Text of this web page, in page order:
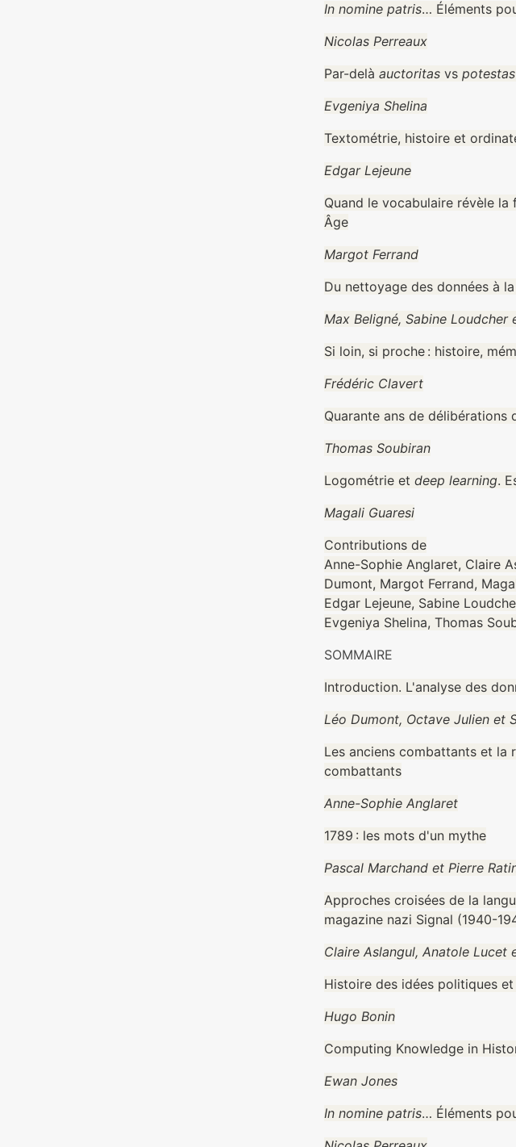
In nomine patris… Éléments
Nicolas Perreaux
Par-delà auctoritas vs potestas
Evgeniya Shelina
Textométrie, histoire et
Edgar Lejeune
Quand le vocabulaire révèle
Âge
Margot Ferrand
Du nettoyage des données à
Max Beligné, Sabine Loudcher
Si loin, si proche : histoire,
Frédéric Clavert
Quarante ans de délibérations
Thomas Soubiran
Logométrie et deep learning.
Magali Guaresi
Contributions de
Anne-Sophie Anglaret, Claire
Dumont, Margot Ferrand,
Edgar Lejeune, Sabine
Evgeniya Shelina, Thomas
SOMMAIRE
Introduction. L'analyse des
Léo Dumont, Octave Julien et
Les anciens combattants et la
combattants
Anne-Sophie Anglaret
1789 : les mots d'un mythe
Pascal Marchand et Pierre
Approches croisées de la
magazine nazi Signal (1940-
Claire Aslangul, Anatole Lucet
Histoire des idées politiques
Hugo Bonin
Computing Knowledge in
Ewan Jones
In nomine patris… Éléments